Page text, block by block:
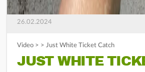
26.02.2024
Video > > Just White Ticket Catch
JUST WHITE